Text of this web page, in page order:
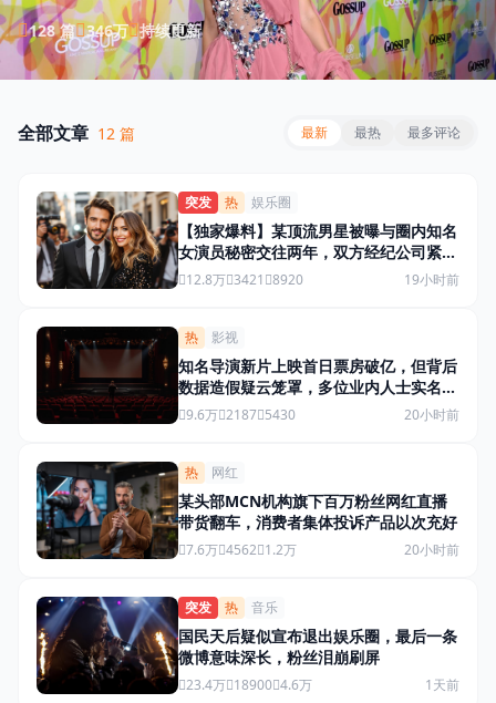
128 篇 346万 持续更新
全部文章 12 篇 最新 最热 最多评论
突发 热 娱乐圈
【独家爆料】某顶流男星被曝与圈内知名
女演员秘密交往两年，双方经纪公司紧急
回应
12.8万 3421 8920 19小时前
热 影视
知名导演新片上映首日票房破亿，但背后
数据造假疑云笼罩，多位业内人士实名举
报9.6万 2187 5430 20小时前
热 网红
某头部MCN机构旗下百万粉丝网红直播
带货翻车，消费者集体投诉产品以次充好
7.6万 4562 1.2万 20小时前
突发 热 音乐
国民天后疑似宣布退出娱乐圈，最后一条
微博意味深长，粉丝泪崩刷屏
23.4万 18900 4.6万 1天前